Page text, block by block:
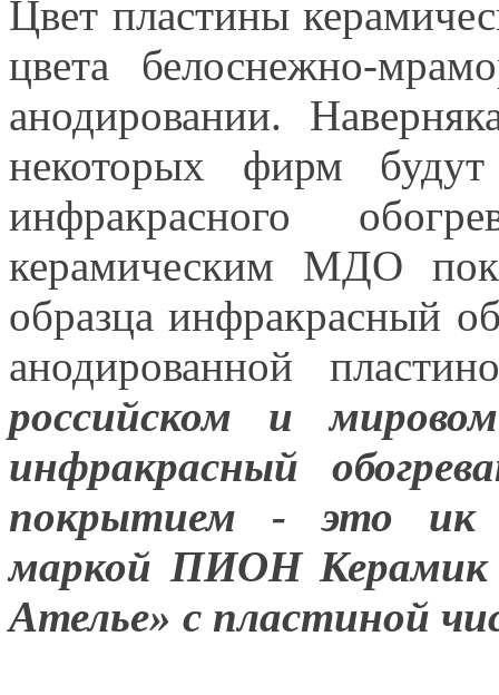
Цвет пластины
цвета белоснежно-
анодировании.
некоторых фирм
инфракрасного
керамическим МДО
образца инфракрасный
анодированной
российском и
инфракрасный
покрытием - это ик
маркой ПИОН Керамик
Ателье» с пластиной